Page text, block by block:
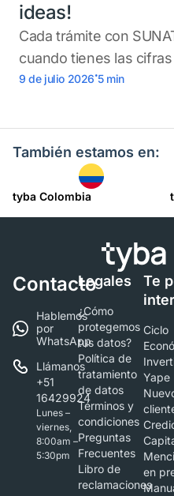
ideas!
Cada trámite con
cuando tienes las
9 de julio 2026.5 min
También estamos en:
tyba Colombia
Contacto
Hablemos
por
WhatsApp
Llámanos
+51
16429924
Lunes –
viernes,
8:00am –
5:30pm
Legales
¿Cómo
protegemos
tus datos?
Política de
tratamiento
de datos
Términos y
condiciones
Preguntas
Frecuentes
Libro de
reclamaciones
Te
Ciclo
Yape
en